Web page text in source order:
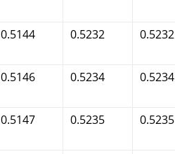
0.5144 0.5232 0.5232
0.5146 0.5234 0.5234
0.5147 0.5235 0.5235